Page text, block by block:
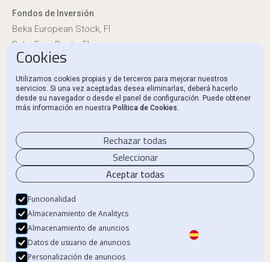
Fondos de Inversión
Beka European Stock, FI
Beka Euro Renta, FI
Canal Ético y Denuncias
Aviso Legal
Política de privacidad
Política de Cookies
Cookies
Utilizamos cookies propias y de terceros para mejorar nuestros
servicios. Si una vez aceptadas desea eliminarlas, deberá hacerlo
desde su navegador o desde el panel de configuración. Puede obtener
más información en nuestra Política de Cookies.
Rechazar todas
Seleccionar
Aceptar todas
Funcionalidad
Almacenamiento de Analitycs
Almacenamiento de anuncios
Datos de usuario de anuncios
Personalización de anuncios